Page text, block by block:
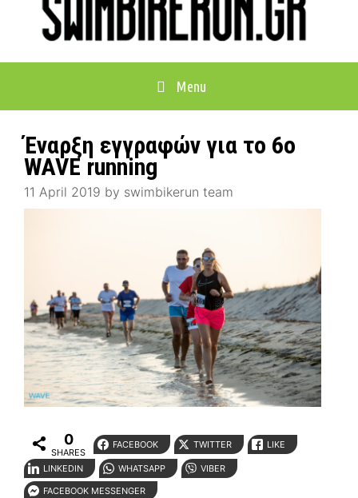
Menu
Έναρξη εγγραφών για το 6ο
WAVE running
11 April 2019 by swimbikerun team
0
SHARES
FACEBOOK TWITTER LIKE
LINKEDIN WHATSAPP
VIBER
FACEBOOK MESSENGER